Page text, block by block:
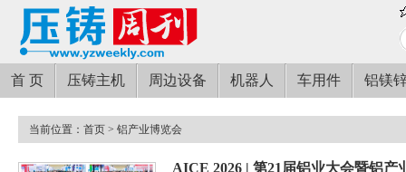
首 页 压铸主机 周边设备 机器人 车用件 铝镁
当前位置： 首页 > 铝产业博览会
AICE 2026 | 第21届铝业大会暨铝产